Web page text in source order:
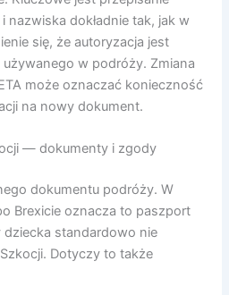
nazwiska dokładnie tak, jak w
się, że autoryzacja jest
w podróży. Zmiana
może oznaczać konieczność
na nowy dokument.
— dokumenty i zgody
dokumentu podróży. W
Brexicie oznacza to paszport
standardowo nie
Dotyczy to także